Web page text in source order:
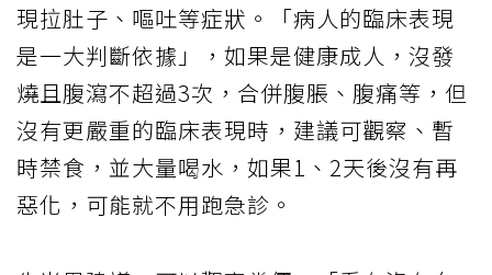
現拉肚子、嘔吐等症狀。「病人的臨床表現
是一大判斷依據」，如果是健康成人，沒發
燒且腹瀉不超過3次，合併腹脹、腹痛等，但
沒有更嚴重的臨床表現時，建議可觀察、暫
時禁食，並大量喝水，如果1、2天後沒有再
惡化，可能就不用跑急診。